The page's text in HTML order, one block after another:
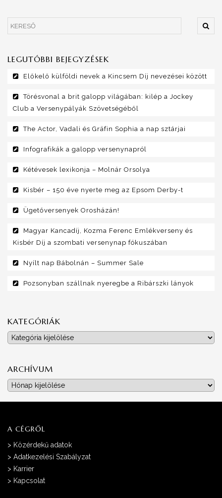
LEGUTÓBBI BEJEGYZÉSEK
Előkelő külföldi nevek a Kincsem Díj nevezései között
Törésvonal a brit galopp világában: kilép a Jockey
Club a Versenypályák Szövetségéből
The Actor, Vadali és Gräfin Sophia a nap sztárjai
Infografikák a galopp versenynapról
Kétévesek lexikonja – Molnár Orsolya
Kisbér – 150 éve nyerte meg az Epsom Derby-t
Ügetőversenyek Orosházán!
Magyar Kancadíj, Kozma Ferenc Emlékverseny és
Kisbér Díj a szombati versenynap fókuszában
Nyílt nap Bábolnán – Summer Sale
Pozsonyban szállnak nyeregbe a Ribárszki lányok
KATEGÓRIÁK
Kategóriák
ARCHÍVUM
Archívum
A CÉGRŐL
> Közérdekű adatok
> Adatkezelési Szabályzat
> Karrier
> Kapcsolat